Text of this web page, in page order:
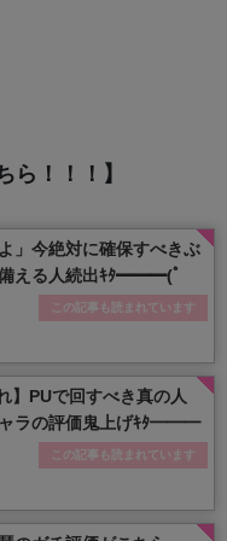
ら！！！】
」今絶対に確保すべきぶ
備える人続出ｷﾀ━━━(ﾟ
この記事も読まれています
】PUで回すべき真の人
ャラの評価鬼上げｷﾀ━━━
この記事も読まれています